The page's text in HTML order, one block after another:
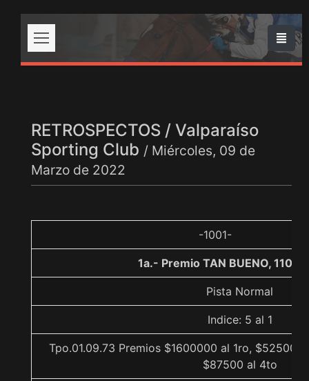
RETROSPECTOS / Valparaíso
Sporting Club / Miércoles, 09 de
Marzo de 2022
-1001-
1a.- Premio TAN BUENO, 1100
Pista Normal
Indice: 5 al 1
Tpo.01.09.73 Premios $1600000 al 1ro,
$87500 al 4to